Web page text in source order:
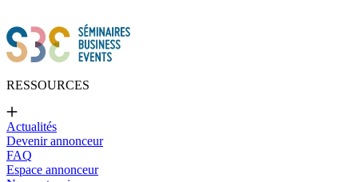
RESSOURCES
Actualités
Devenir annonceur
FAQ
Espace annonceur